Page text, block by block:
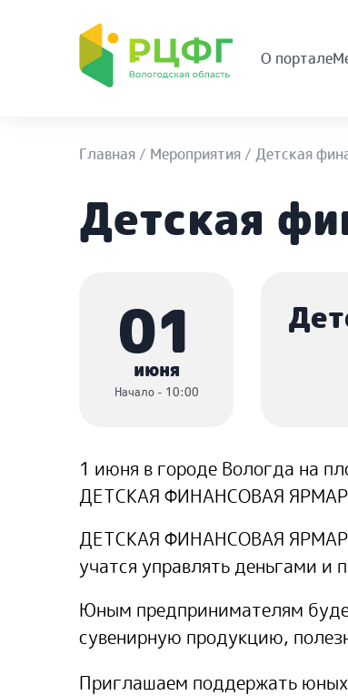
О портале
Главная / Мероприятия / Детская
Детская
01
июня
Начало - 10:00
1 июня в городе Вологда на
ДЕТСКАЯ ФИНАНСОВАЯ
ДЕТСКАЯ ФИНАНСОВАЯ
учатся управлять деньгами и
Юным предпринимателям
сувенирную продукцию,
Приглашаем поддержать